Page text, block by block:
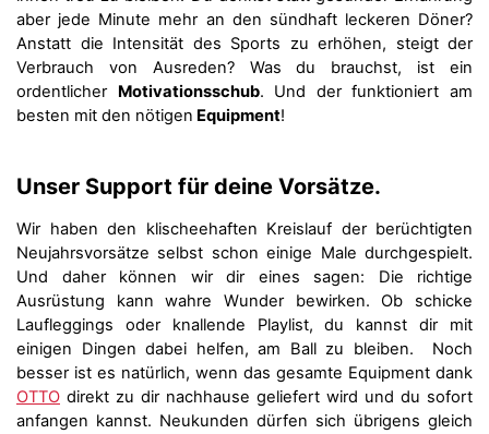
aber jede Minute mehr an den sündhaft leckeren Döner?
Anstatt die Intensität des Sports zu erhöhen, steigt der
Verbrauch von Ausreden? Was du brauchst, ist ein
ordentlicher Motivationsschub. Und der funktioniert am
besten mit den nötigen Equipment!
Unser Support für deine Vorsätze.
Wir haben den klischeehaften Kreislauf der berüchtigten
Neujahrsvorsätze selbst schon einige Male durchgespielt.
Und daher können wir dir eines sagen: Die richtige
Ausrüstung kann wahre Wunder bewirken. Ob schicke
Laufleggings oder knallende Playlist, du kannst dir mit
einigen Dingen dabei helfen, am Ball zu bleiben. Noch
besser ist es natürlich, wenn das gesamte Equipment dank
OTTO direkt zu dir nachhause geliefert wird und du sofort
anfangen kannst. Neukunden dürfen sich übrigens gleich